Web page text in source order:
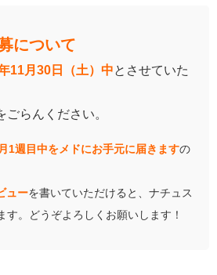
について
11月30日（土）中 とさせていた
ごらんください。
1週目中をメドにお手元に届きますの
ューを書いていただけると、ナチュス
す。どうぞよろしくお願いします！